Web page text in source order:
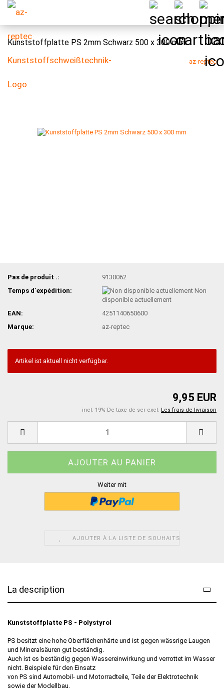
Kunststoffplatte PS 2mm Schwarz 500 x 300 mm
az-reptec
Pas de produit .:
9130062
Temps d`expédition:
Non
disponible actuellement
EAN:
4251140650600
Marque:
az-reptec
Artikel ist aktuell nicht verfügbar.
9,95 EUR
incl. 19% De taxe de ser excl. Les frais de livraison
Weiter mit
AJOUTER À LA LISTE DE SOUHAITS
La description
Kunststoffplatte PS - Polystyrol
PS besitzt eine hohe Oberflächenhärte und ist gegen wässrige Laugen
und Mineralsäuren gut beständig.
Auch ist es beständig gegen Wassereinwirkung und verrottet im Wasser
nicht. Beispiele für den Einsatz
von PS sind Automobil- und Motorradteile, Teile der Elektrotechnik
sowie der Modellbau.